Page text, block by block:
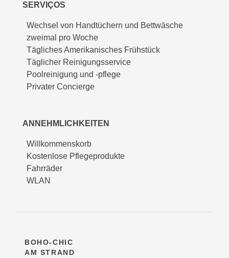
SERVIÇOS
Wechsel von Handtüchern und Bettwäsche
zweimal pro Woche
Tägliches Amerikanisches Frühstück
Täglicher Reinigungsservice
Poolreinigung und -pflege
Privater Concierge
ANNEHMLICHKEITEN
Willkommenskorb
Kostenlose Pflegeprodukte
Fahrräder
WLAN
BOHO-CHIC
AM STRAND